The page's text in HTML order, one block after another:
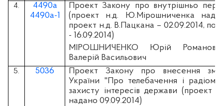
4.
4490а
4490а-1
Проект Закону про внутрішньо
(проект н.д. Ю.Мірошниченка
проект н.д. В.Пацкана – 02.09.2014,
- 16.09.2014)
МІРОШНИЧЕНКО Юрій
Валерій Васильович
5. 5036
Проект Закону про внесення
України "Про телебачення і
захисту інтересів держави (проект
надано 09.09.2014)